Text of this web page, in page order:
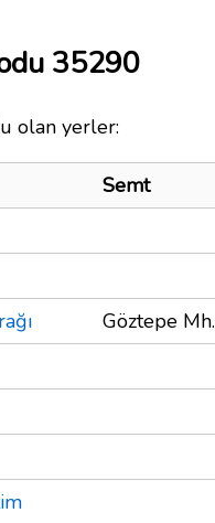
35290
olan yerler:
Semt
Göztepe Mh.